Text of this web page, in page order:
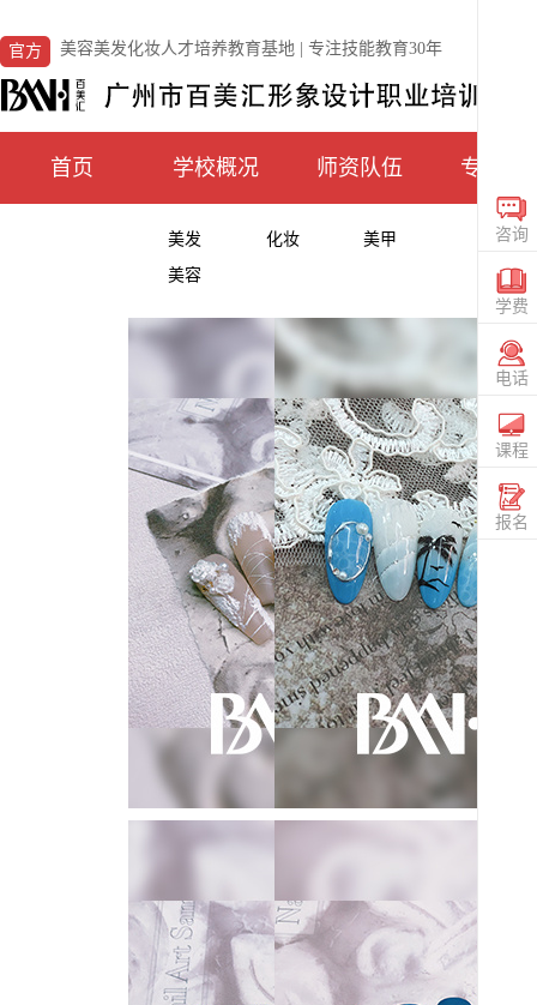
咨询
在线
学费
咨询
电话
020-
课程
查看
课程
SIGN
报名
官方 美容美发化妆人才培养教育基地 | 专注技能教育30年
首页 学校概况 师资队伍 专业课
美发 化妆
美甲
美容